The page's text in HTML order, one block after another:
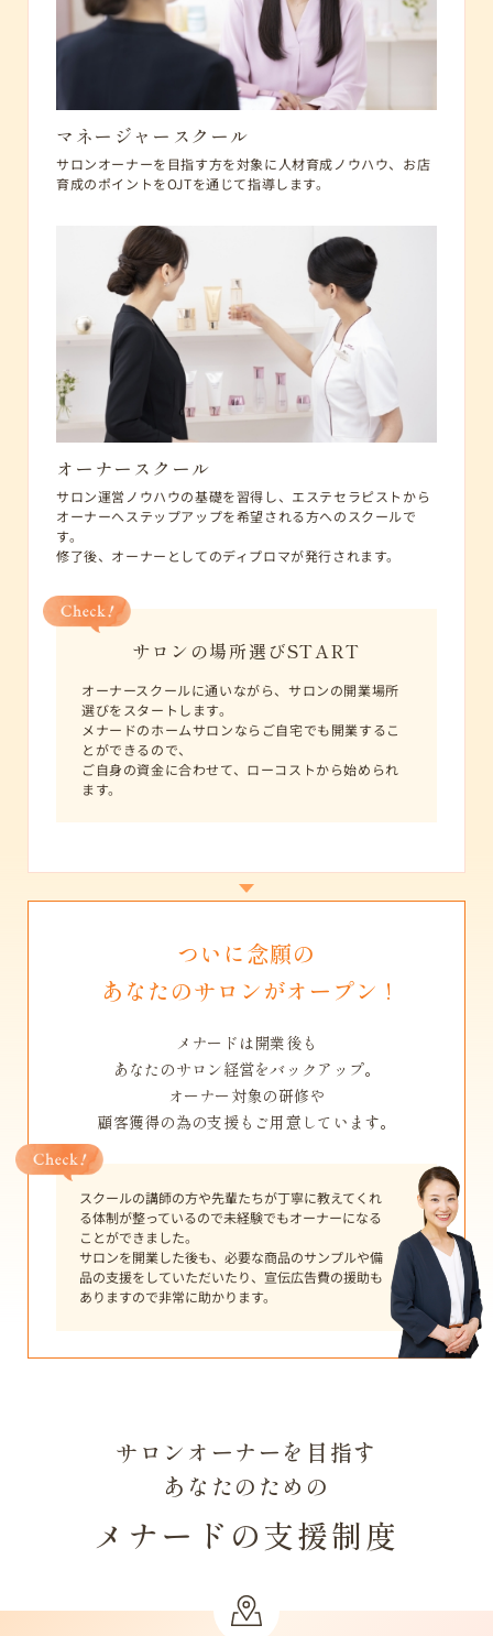
マネージャースクール
サロンオーナーを目指す方を対象に人材育成ノウハウ、 お店
育成のポイントをOJTを通じて指導します。
オーナースクール
サロン運営ノウハウの基礎を習得し、エステセラピストから
オーナーへステップアップを希望される方へのスクールで
す。
修了後、オーナーとしてのディプロマが発行されます。
サロンの場所選びSTART
オーナースクールに通いながら、サロンの開業場所
選びをスタートします。
メナードのホームサロンならご自宅でも開業するこ
とができるので、
ご自身の資金に合わせて、ローコストから始められ
ます。
ついに念願の
あなたのサロンがオープン !
メナードは開業後も
あなたのサロン経営をバックアップ。
オーナー対象の研修や
顧客獲得の為の支援もご用意しています。
スクールの講師の方や先輩たちが丁寧に教えてくれ
る体制が整っているので未経験でもオーナーになる
ことができました。
サロンを開業した後も、必要な商品のサンプルや備
品の支援をしていただいたり、宣伝広告費の援助も
ありますので非常に助かります。
サロンオーナーを目指す
あなたのための
メナードの支援制度